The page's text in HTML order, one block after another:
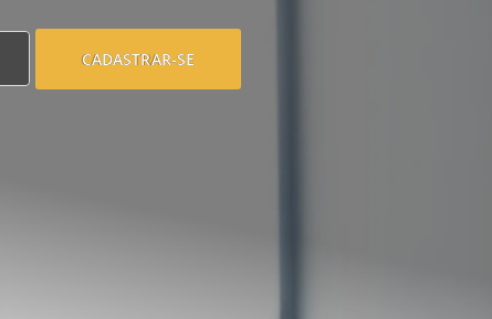
CADASTRAR-SE